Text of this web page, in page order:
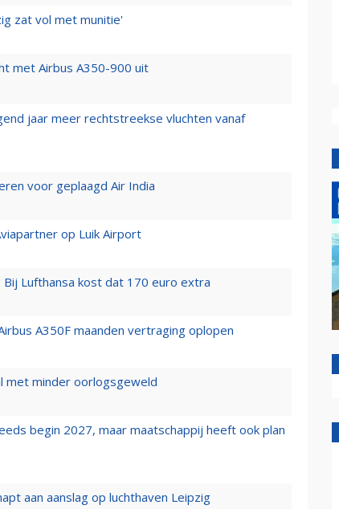
zat vol met munitie'
met Airbus A350-900 uit
jaar meer rechtstreekse vluchten vanaf
voor geplaagd Air India
op Luik Airport
Bij Lufthansa kost dat 170 euro extra
A350F maanden vertraging oplopen
met minder oorlogsgeweld
begin 2027, maar maatschappij heeft ook plan
aan aanslag op luchthaven Leipzig